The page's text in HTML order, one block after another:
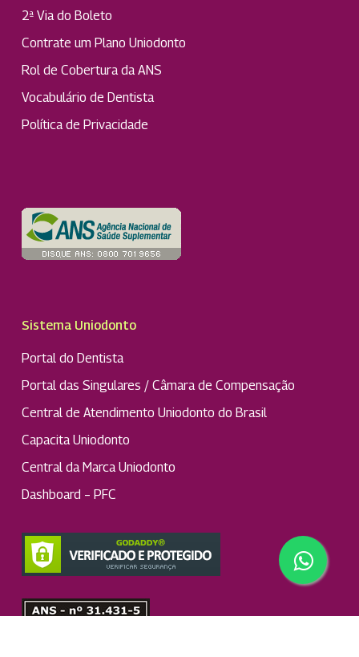
2ª Via do Boleto
Contrate um Plano Uniodonto
Rol de Cobertura da ANS
Vocabulário de Dentista
Política de Privacidade
Sistema Uniodonto
Portal do Dentista
Portal das Singulares / Câmara de Compensação
Central de Atendimento Uniodonto do Brasil
Capacita Uniodonto
Central da Marca Uniodonto
Dashboard – PFC